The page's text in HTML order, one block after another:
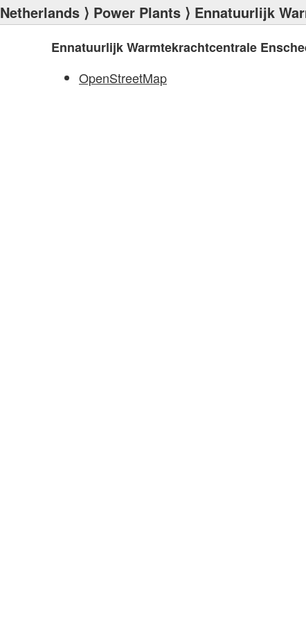
Netherlands ⟩ Power Plants ⟩ Ennatuurlijk
Ennatuurlijk Warmtekrachtcentrale
OpenStreetMap